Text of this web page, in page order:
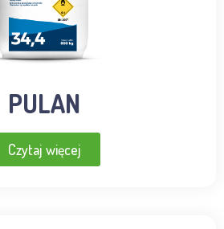
PULAN
Czytaj więcej